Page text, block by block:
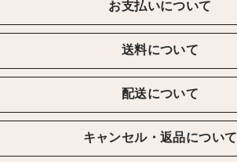
お支払いについて
送料について
配送について
キャンセル・返品について